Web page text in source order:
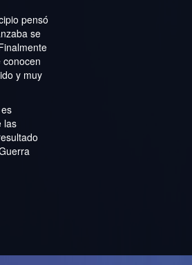
pensó
se
y muy
las